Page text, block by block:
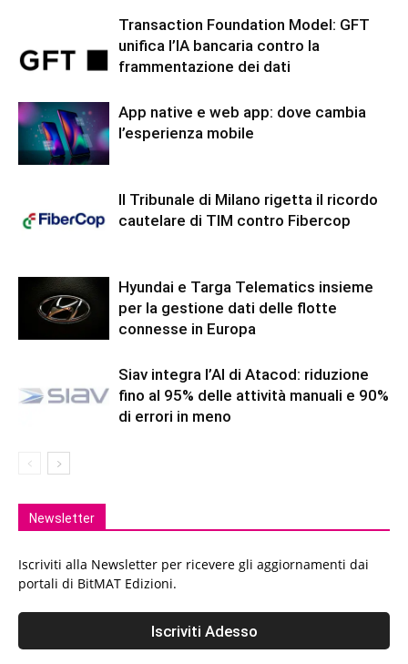
Transaction Foundation Model: GFT
unifica l’IA bancaria contro la
frammentazione dei dati
App native e web app: dove cambia
l’esperienza mobile
Il Tribunale di Milano rigetta il ricordo
cautelare di TIM contro Fibercop
Hyundai e Targa Telematics insieme
per la gestione dati delle flotte
connesse in Europa
Siav integra l’AI di Atacod: riduzione
fino al 95% delle attività manuali e 90%
di errori in meno
Newsletter
Iscriviti alla Newsletter per ricevere gli aggiornamenti dai
portali di BitMAT Edizioni.